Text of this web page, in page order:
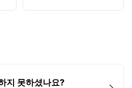
지 못하셨나요?